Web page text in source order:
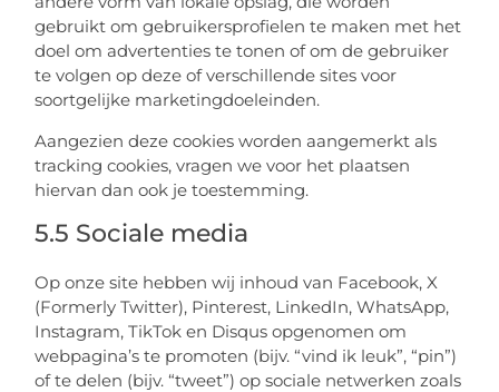
gebruikt om gebruikersprofielen te maken met het
doel om advertenties te tonen of om de gebruiker
te volgen op deze of verschillende sites voor
soortgelijke marketingdoeleinden.
Aangezien deze cookies worden aangemerkt als
tracking cookies, vragen we voor het plaatsen
hiervan dan ook je toestemming.
5.5 Sociale media
Op onze site hebben wij inhoud van Facebook, X
(Formerly Twitter), Pinterest, LinkedIn, WhatsApp,
Instagram, TikTok en Disqus opgenomen om
webpagina’s te promoten (bijv. “vind ik leuk”, “pin”)
of te delen (bijv. “tweet”) op sociale netwerken zoals